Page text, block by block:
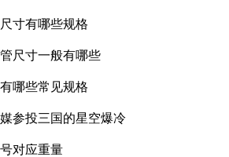
寸有哪些规格
尺寸一般有哪些
哪些常见规格
参投三国的星空爆冷
对应重量